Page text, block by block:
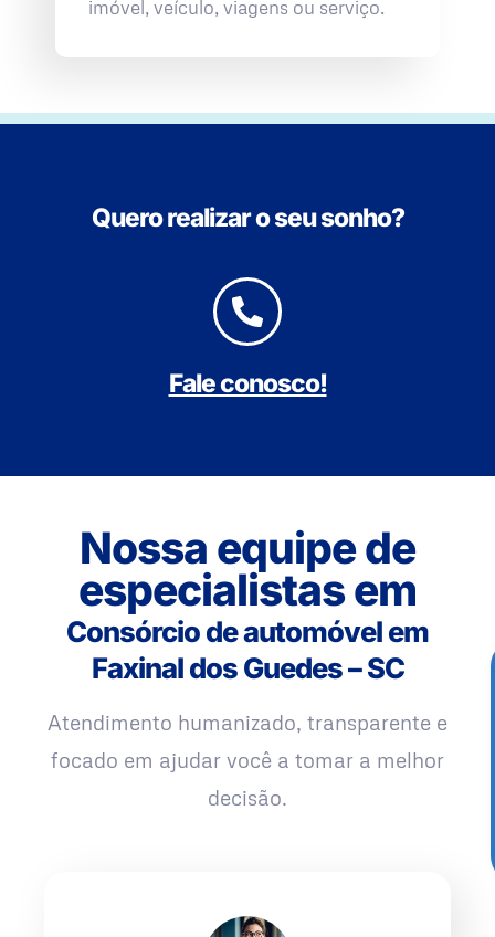
imóvel, veículo, viagens ou serviço.
Quero realizar o seu sonho?
Fale conosco!
Nossa equipe de
especialistas em
Consórcio de automóvel em
Faxinal dos Guedes – SC
Atendimento humanizado, transparente e
focado em ajudar você a tomar a melhor
decisão.